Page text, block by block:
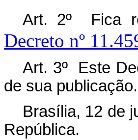
Art. 2º Fica
Decreto nº
Art. 3º Este
de sua publicação.
Brasília, 12 de
República.